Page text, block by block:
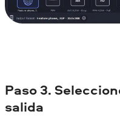
Paso 3.
salida